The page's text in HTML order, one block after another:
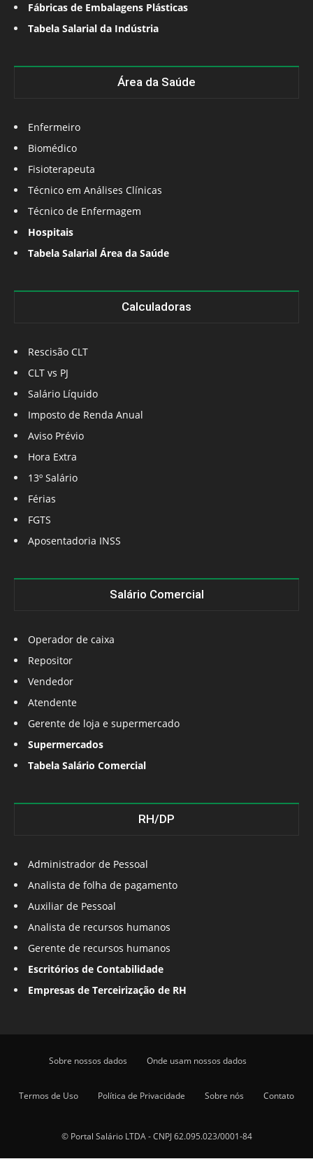
Fábricas de Embalagens Plásticas
Tabela Salarial da Indústria
Área da Saúde
Enfermeiro
Biomédico
Fisioterapeuta
Técnico em Análises Clínicas
Técnico de Enfermagem
Hospitais
Tabela Salarial Área da Saúde
Calculadoras
Rescisão CLT
CLT vs PJ
Salário Líquido
Imposto de Renda Anual
Aviso Prévio
Hora Extra
13º Salário
Férias
FGTS
Aposentadoria INSS
Salário Comercial
Operador de caixa
Repositor
Vendedor
Atendente
Gerente de loja e supermercado
Supermercados
Tabela Salário Comercial
RH/DP
Administrador de Pessoal
Analista de folha de pagamento
Auxiliar de Pessoal
Analista de recursos humanos
Gerente de recursos humanos
Escritórios de Contabilidade
Empresas de Terceirização de RH
Sobre nossos dados Onde usam nossos dados
Termos de Uso Política de Privacidade Sobre nós Contato
© Portal Salário LTDA - CNPJ 62.095.023/0001-84